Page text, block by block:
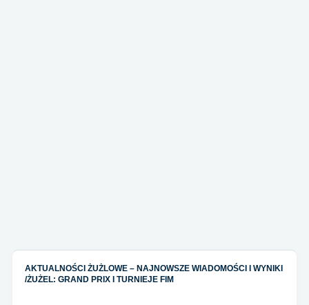
AKTUALNOŚCI ŻUŻLOWE – NAJNOWSZE WIADOMOŚCI I WYNIKI
/ŻUŻEL: GRAND PRIX I TURNIEJE FIM